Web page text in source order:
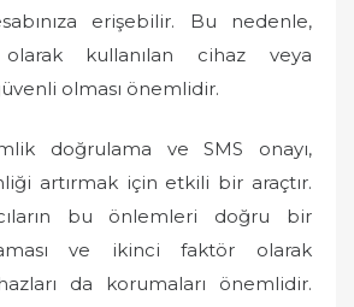
erişebilir. Bu nedenle,
kullanılan cihaz veya
olması önemlidir.
doğrulama ve SMS onayı,
artırmak için etkili bir araçtır.
bu önlemleri doğru bir
ve ikinci faktör olarak
da korumaları önemlidir.